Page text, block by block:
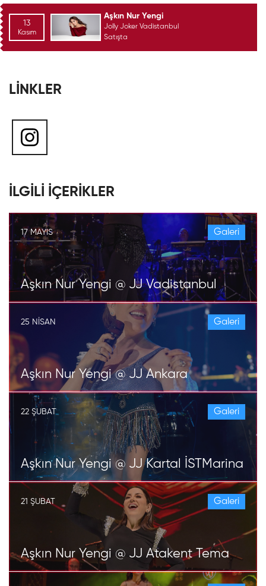
Aşkın Nur Yengi
Jolly Joker Vadistanbul
Satışta
13
Kasım
LİNKLER
İLGİLİ İÇERİKLER
17 MAYIS Galeri
Aşkın Nur Yengi @ JJ Vadistanbul
25 NISAN Galeri
Aşkın Nur Yengi @ JJ Ankara
22 ŞUBAT Galeri
Aşkın Nur Yengi @ JJ Kartal İSTMarina
21 ŞUBAT Galeri
Aşkın Nur Yengi @ JJ Atakent Tema